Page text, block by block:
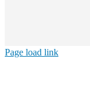
Page load link